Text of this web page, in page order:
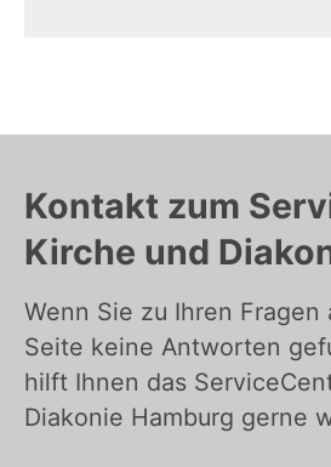
Kontakt zum
Kirche und
Wenn Sie zu Ihren Fragen
Seite keine Antworten
hilft Ihnen das
Diakonie Hamburg gerne